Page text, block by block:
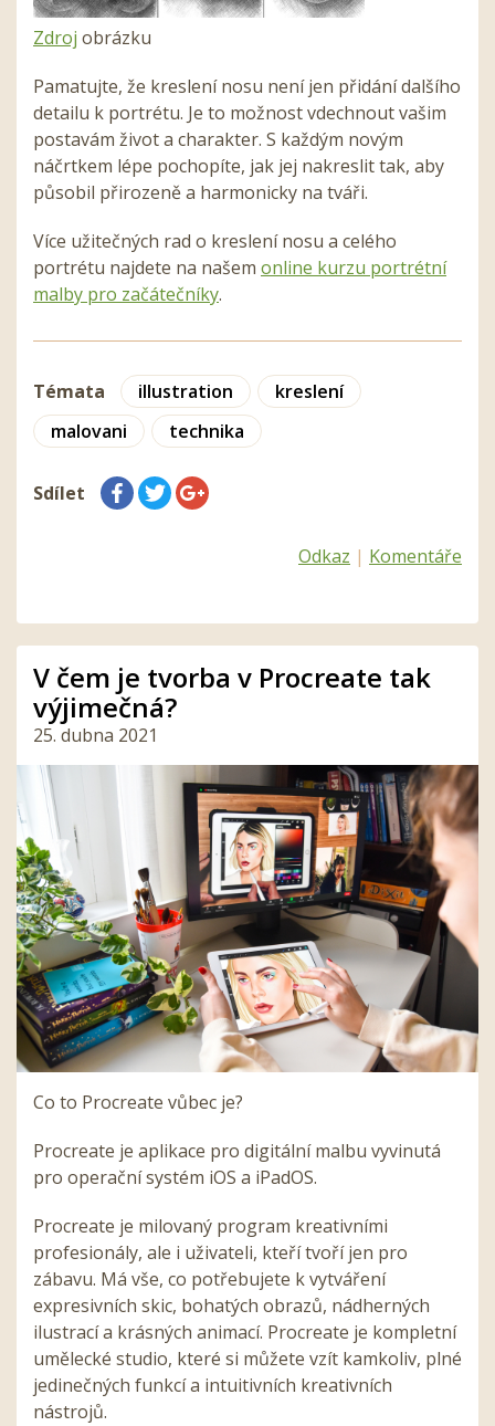
Zdroj obrázku
Pamatujte, že kreslení nosu není jen přidání dalšího
detailu k portrétu. Je to možnost vdechnout vašim
postavám život a charakter. S každým novým
náčrtkem lépe pochopíte, jak jej nakreslit tak, aby
působil přirozeně a harmonicky na tváři.
Více užitečných rad o kreslení nosu a celého
portrétu najdete na našem online kurzu portrétní
malby pro začátečníky.
Témata illustration
kreslení
malovani
technika
Sdílet
Odkaz | Komentáře
V čem je tvorba v Procreate tak
výjimečná?
25. dubna 2021
Co to Procreate vůbec je?
Procreate je aplikace pro digitální malbu vyvinutá
pro operační systém iOS a iPadOS.
Procreate je milovaný program kreativními
profesionály, ale i uživateli, kteří tvoří jen pro
zábavu. Má vše, co potřebujete k vytváření
expresivních skic, bohatých obrazů, nádherných
ilustrací a krásných animací. Procreate je kompletní
umělecké studio, které si můžete vzít kamkoliv, plné
jedinečných funkcí a intuitivních kreativních
nástrojů.